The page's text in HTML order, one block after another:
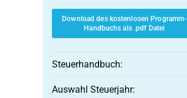
Download des kostenlosen Programm-
Handbuchs als .pdf Datei
Steuerhandbuch:
Auswahl Steuerjahr: